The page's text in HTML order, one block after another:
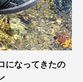
になってきたの